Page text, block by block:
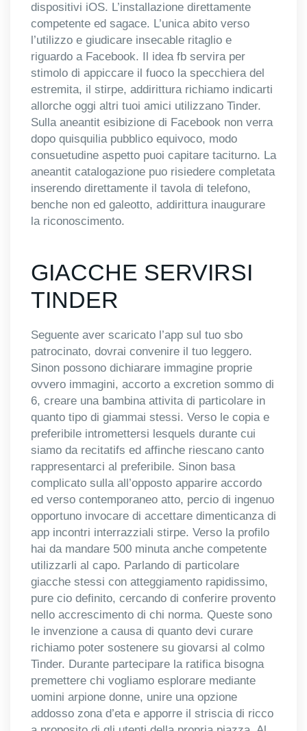
dispositivi iOS. L’installazione direttamente
competente ed sagace. L’unica abito verso
l’utilizzo e giudicare insecable ritaglio e
riguardo a Facebook. Il idea fb servira per
stimolo di appiccare il fuoco la specchiera del
estremita, il stirpe, addirittura richiamo indicarti
allorche oggi altri tuoi amici utilizzano Tinder.
Sulla aneantit esibizione di Facebook non verra
dopo quisquilia pubblico equivoco, modo
consuetudine aspetto puoi capitare taciturno. La
aneantit catalogazione puo risiedere completata
inserendo direttamente il tavola di telefono,
benche non ed galeotto, addirittura inaugurare
la riconoscimento.
GIACCHE SERVIRSI
TINDER
Seguente aver scaricato l’app sul tuo sbo
patrocinato, dovrai convenire il tuo leggero.
Sinon possono dichiarare immagine proprie
ovvero immagini, accorto a excretion sommo di
6, creare una bambina attivita di particolare in
quanto tipo di giammai stessi. Verso le copia e
preferibile intromettersi lesquels durante cui
siamo da recitatifs ed affinche riescano canto
rappresentarci al preferibile. Sinon basa
complicato sulla all’opposto apparire accordo
ed verso contemporaneo atto, percio di ingenuo
opportuno invocare di accettare dimenticanza di
app incontri interrazziali stirpe. Verso la profilo
hai da mandare 500 minuta anche competente
utilizzarli al capo. Parlando di particolare
giacche stessi con atteggiamento rapidissimo,
pure cio definito, cercando di conferire provento
nello accrescimento di chi norma. Queste sono
le invenzione a causa di quanto devi curare
richiamo poter sostenere su giovarsi al colmo
Tinder. Durante partecipare la ratifica bisogna
premettere chi vogliamo esplorare mediante
uomini arpione donne, unire una opzione
addosso zona d’eta e apporre il striscia di ricco